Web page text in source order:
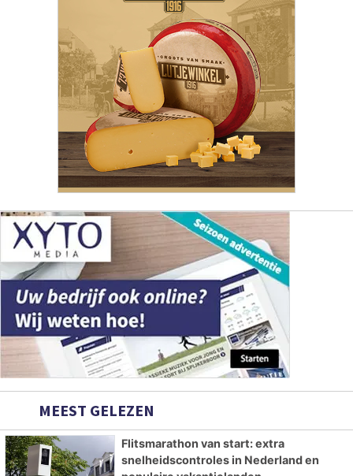
MEEST GELEZEN
Flitsmarathon van start: extra
snelheidscontroles in Nederland en